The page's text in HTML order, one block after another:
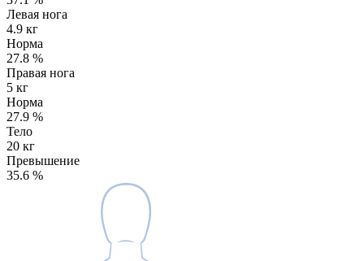
Левая нога
4.9 кг
Норма
27.8 %
Правая нога
5 кг
Норма
27.9 %
Тело
20 кг
Превышение
35.6 %